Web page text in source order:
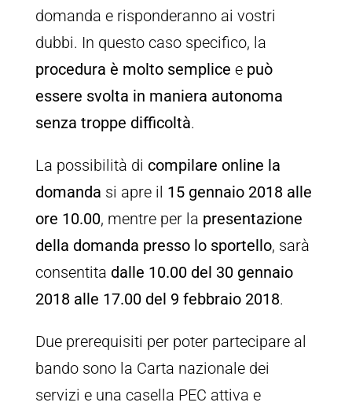
domanda e risponderanno ai vostri
dubbi. In questo caso specifico, la
procedura è molto semplice e può
essere svolta in maniera autonoma
senza troppe difficoltà.
La possibilità di compilare online la
domanda si apre il 15 gennaio 2018 alle
ore 10.00, mentre per la presentazione
della domanda presso lo sportello, sarà
consentita dalle 10.00 del 30 gennaio
2018 alle 17.00 del 9 febbraio 2018.
Due prerequisiti per poter partecipare al
bando sono la Carta nazionale dei
servizi e una casella PEC attiva e